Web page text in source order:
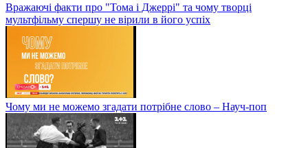
Вражаючі факти про "Тома і Джеррі" та чому творці
мультфільму спершу не вірили в його успіх
Чому ми не можемо згадати потрібне слово – Науч-поп